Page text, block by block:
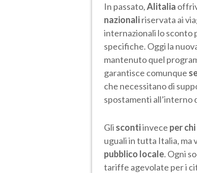
In passato,Alitalia
nazionaliriservata ai
internazionali lo sconto
specifiche. Oggi la
mantenuto quel
garantisce comunque
che necessitano di
spostamenti all’interno
Gli scontiinvece per
uguali in tutta Italia, ma
pubblico locale. Ogni
tariffe agevolate per i